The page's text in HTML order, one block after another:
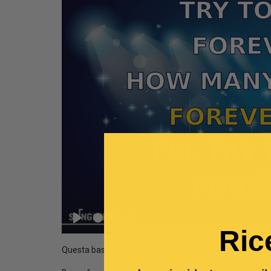
Play
Questa base musicale è una cover del brano Forever